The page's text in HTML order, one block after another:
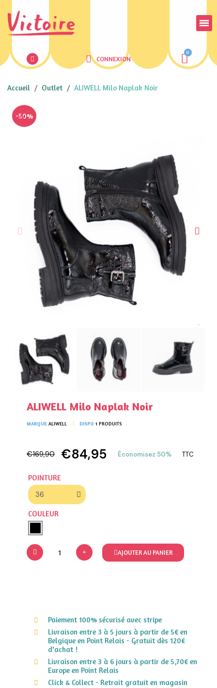
CONNEXION
Accueil Outlet ALIWELL Milo Naplak Noir
-50%
ALIWELL Milo Naplak Noir
MARQUE ALIWELL DISPO 1 PRODUITS
€169,90 €84,95 Économisez 50% TTC
POINTURE
COULEUR
AJOUTER AU PANIER
Paiement 100% sécurisé avec stripe
Livraison entre 3 à 5 jours à partir de 5€ en
Belgique en Point Relais - Gratuit dès 120€
d'achat !
Livraison entre 3 à 6 jours à partir de 5,70€ en
Europe en Point Relais
Click & Collect - Retrait gratuit en magasin